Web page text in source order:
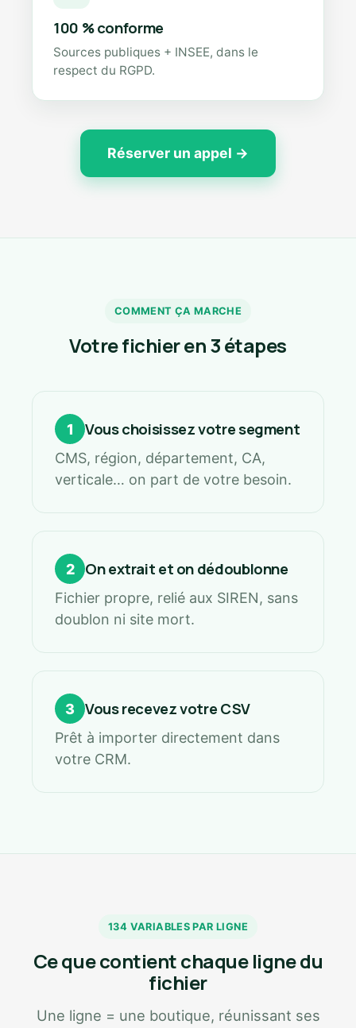
100 % conforme
Sources publiques + INSEE, dans le
respect du RGPD.
Réserver un appel →
COMMENT ÇA MARCHE
Votre fichier en 3 étapes
1 Vous choisissez votre segment
CMS, région, département, CA,
verticale… on part de votre besoin.
2 On extrait et on dédoublonne
Fichier propre, relié aux SIREN, sans
doublon ni site mort.
3 Vous recevez votre CSV
Prêt à importer directement dans
votre CRM.
134 VARIABLES PAR LIGNE
Ce que contient chaque ligne du
fichier
Une ligne = une boutique, réunissant ses